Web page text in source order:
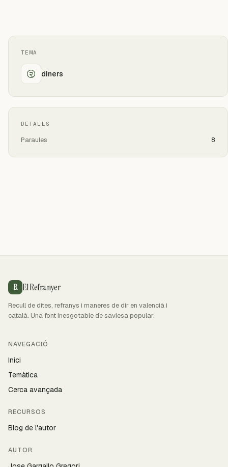
TEMA
diners
DETALLS
Paraules 8
R El Refranyer
Recull de dites, refranys i maneres de dir en valencià i
català. Una font inesgotable de saviesa popular.
NAVEGACIÓ
Inici
Temàtica
Cerca avançada
RECURSOS
Blog de l'autor
AUTOR